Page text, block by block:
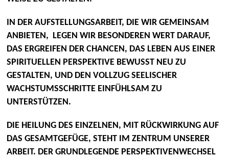
IN DER AUFSTELLUNGSARBEIT, DIE WIR GEMEINSAM
ANBIETEN, LEGEN WIR BESONDEREN WERT DARAUF,
DAS ERGREIFEN DER CHANCEN, DAS LEBEN AUS EINER
SPIRITUELLEN PERSPEKTIVE BEWUSST NEU ZU
GESTALTEN, UND DEN VOLLZUG SEELISCHER
WACHSTUMSSCHRITTE EINFÜHLSAM ZU
UNTERSTÜTZEN.
DIE HEILUNG DES EINZELNEN, MIT RÜCKWIRKUNG AUF
DAS GESAMTGEFÜGE, STEHT IM ZENTRUM UNSERER
ARBEIT. DER GRUNDLEGENDE PERSPEKTIVENWECHSEL